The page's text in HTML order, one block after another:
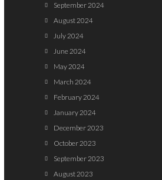
September 2024
August 2024
July 2024
June 2024
May 2024
March 2024
February 2024
January 2024
December 2023
October 2023
September 2023
August 2023